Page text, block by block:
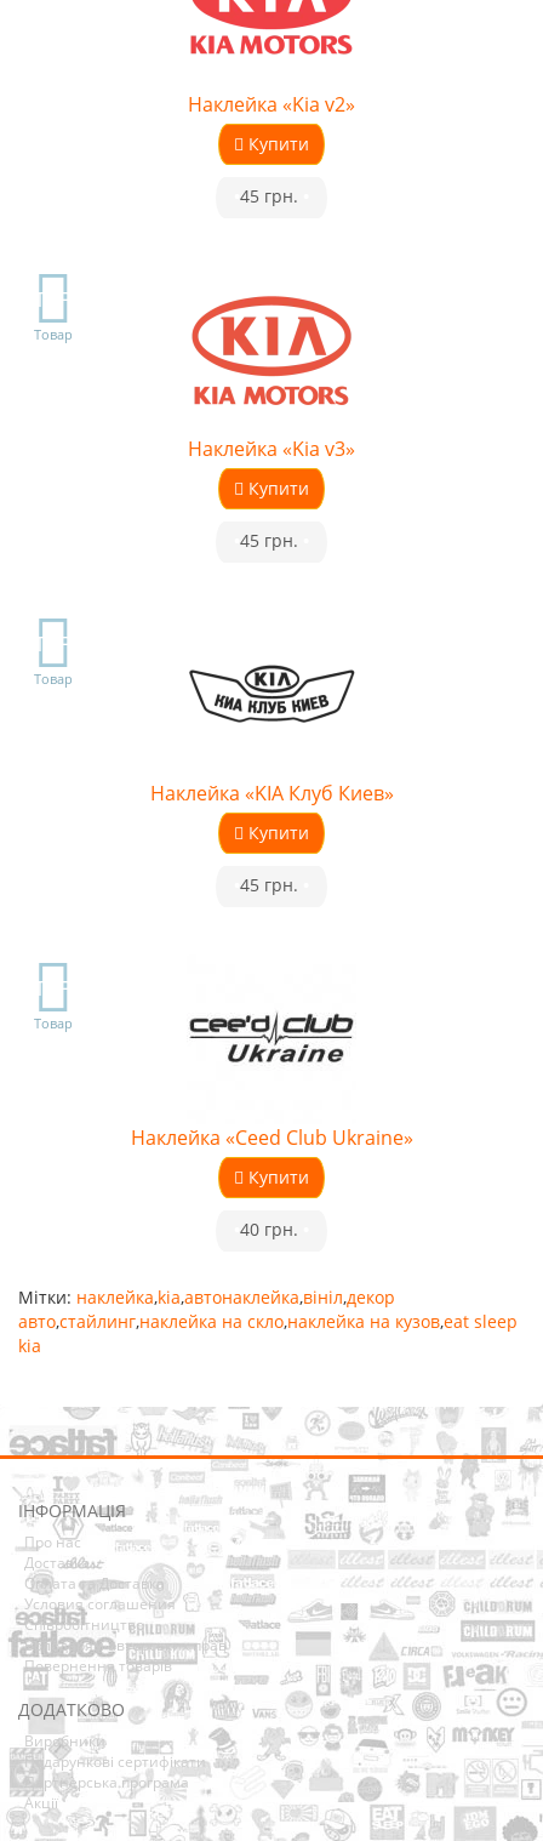
Наклейка «Kia v2»
Купити
45 грн.
TOP
Товар
Наклейка «Kia v3»
Купити
45 грн.
TOP
Товар
Наклейка «KIA Клуб Киев»
Купити
45 грн.
TOP
Товар
Наклейка «Ceed Club Ukraine»
Купити
40 грн.
Мітки: наклейка,kia,автонаклейка,вініл,декор
авто,стайлинг,наклейка на скло,наклейка на кузов,eat sleep
kia
ІНФОРМАЦІЯ
Про нас
Доставка
Оплата та Доставка
Условия соглашения
Співробітництво
Володарям авторських прав
Повернення товарів
ДОДАТКОВО
Виробники
Подарункові сертифікати
Партнерська програма
Акції